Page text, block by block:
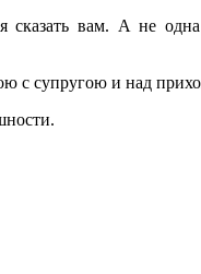
вам. А не одна
с супругою и над